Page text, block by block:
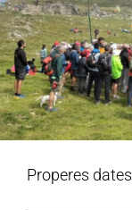
Properes dates